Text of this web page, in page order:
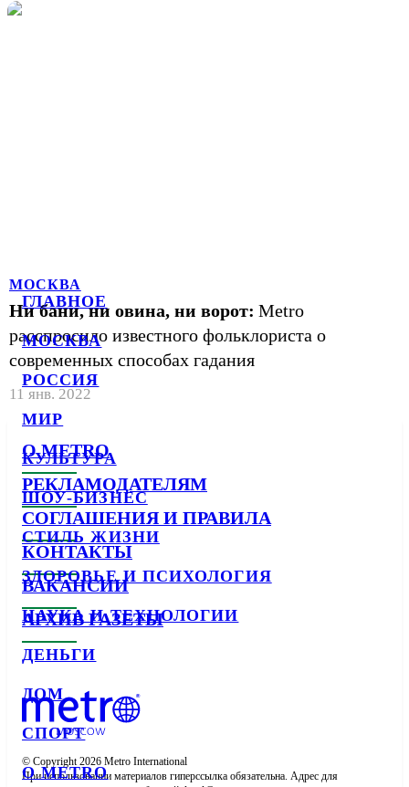
ГЛАВНОЕ
МОСКВА
РОССИЯ
МИР
КУЛЬТУРА
ШОУ-БИЗНЕС
СТИЛЬ ЖИЗНИ
ЗДОРОВЬЕ И ПСИХОЛОГИЯ
НАУКА И ТЕХНОЛОГИИ
ДЕНЬГИ
ДОМ
СПОРТ
О METRO
МОСКВА
Ни бани, ни овина, ни ворот: Metro
расспросило известного фольклориста о
современных способах гадания
11 янв. 2022
О METRO
РЕКЛАМОДАТЕЛЯМ
СОГЛАШЕНИЯ И ПРАВИЛА
КОНТАКТЫ
ВАКАНСИИ
АРХИВ ГАЗЕТЫ
© Copyright 2026 Metro International
При использовании материалов гиперссылка обязательна. Адрес для